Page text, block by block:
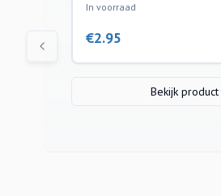
In voorraad
€2.95
Bekijk product